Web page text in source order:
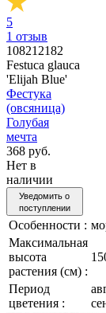
5
1 отзыв
108212182
Festuca glauca
'Elijah Blue'
Фестука
(овсяница)
Голубая
мечта
368 руб.
Нет в
наличии
Уведомить о
поступлении
Особенности :
Максимальная
высота
растения (см) :
Период
цветения :